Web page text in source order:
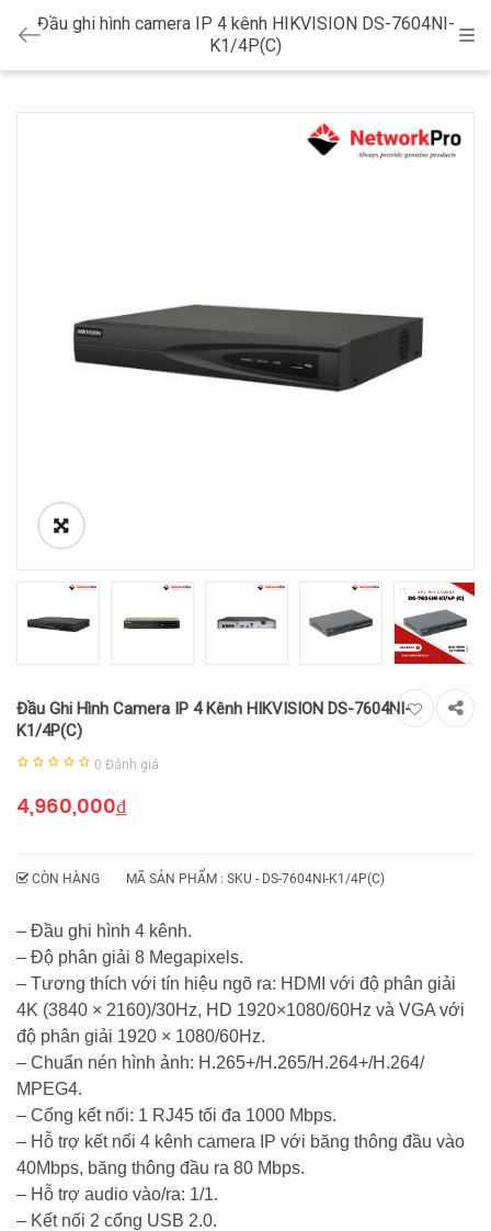
Đầu ghi hình camera IP 4 kênh HIKVISION DS-7604NI-
K1/4P(C)
Đầu Ghi Hình Camera IP 4 Kênh HIKVISION DS-7604NI-
K1/4P(C)
0 Đánh giá
4,960,000₫
CÒN HÀNG MÃ SẢN PHẨM : SKU - DS-7604NI-K1/4P(C)
– Đầu ghi hình 4 kênh.
– Độ phân giải 8 Megapixels.
– Tương thích với tín hiệu ngõ ra: HDMI với độ phân giải
4K (3840 × 2160)/30Hz, HD 1920×1080/60Hz và VGA với
độ phân giải 1920 × 1080/60Hz.
– Chuẩn nén hình ảnh: H.265+/H.265/H.264+/H.264/
MPEG4.
– Cổng kết nối: 1 RJ45 tối đa 1000 Mbps.
– Hỗ trợ kết nối 4 kênh camera IP với băng thông đầu vào
40Mbps, băng thông đầu ra 80 Mbps.
– Hỗ trợ audio vào/ra: 1/1.
– Kết nối 2 cổng USB 2.0.